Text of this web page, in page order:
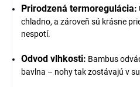
Prirodzená termoregulácia:
chladno, a zároveň sú krásne
nespotí.
Odvod vlhkosti: Bambus
bavlna – nohy tak zostávajú v